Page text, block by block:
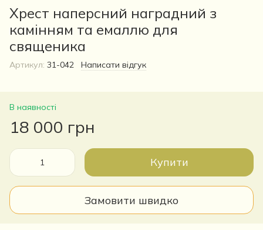
Хрест наперсний наградний з
камінням та емаллю для
священика
Артикул: 31-042 Написати відгук
В наявності
18 000 грн
Купити
Замовити швидко